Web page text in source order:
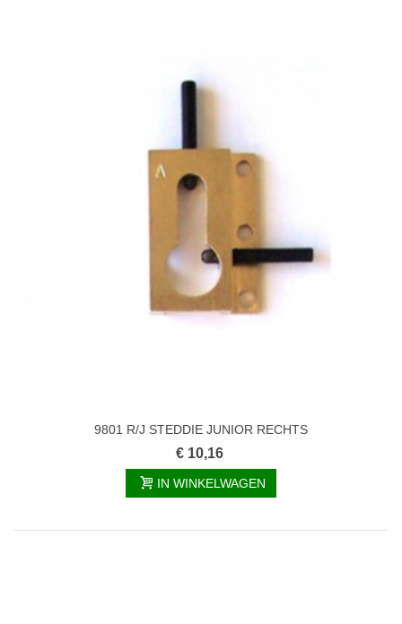
9801 R/J STEDDIE JUNIOR RECHTS
€ 10,16
IN WINKELWAGEN